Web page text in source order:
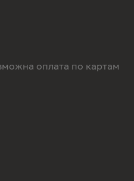
оплата по картам